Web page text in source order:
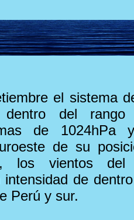
el sistema
dentro del rango
de 1024hPa
de su
los vientos del
de
Perú y sur.